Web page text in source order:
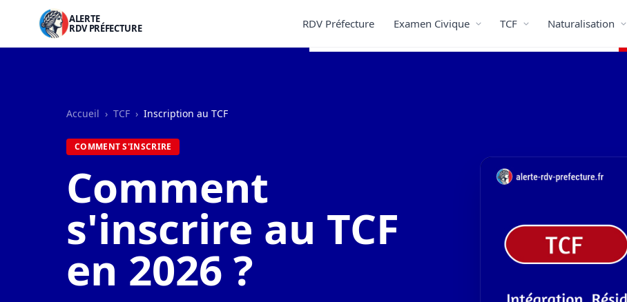
ALERTE
RDV PRÉFECTURE RDV Préfecture Examen Civique TCF Naturalisation
Accueil › TCF › Inscription au TCF
COMMENT S'INSCRIRE
Comment
s'inscrire au TCF
en 2026 ?